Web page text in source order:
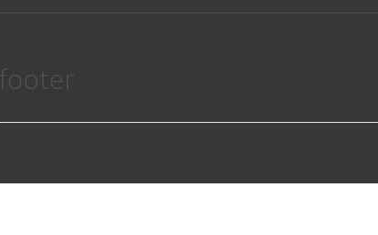
footer